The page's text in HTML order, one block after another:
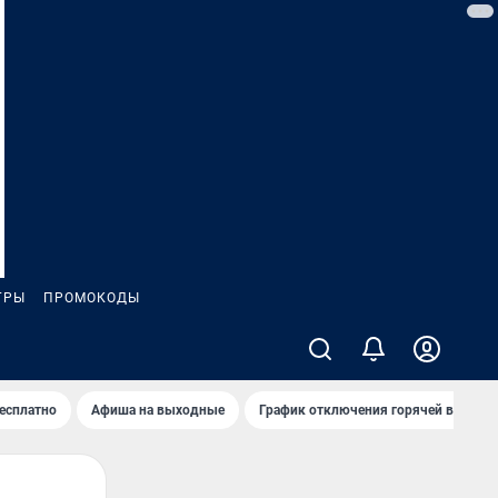
ПРОМОКОДЫ
Афиша на выходные График отключения горячей воды в